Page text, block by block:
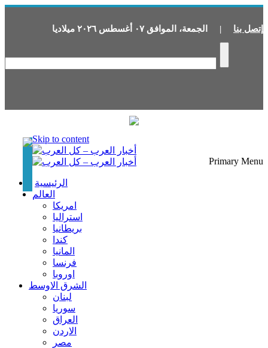
إتصل بنا | الجمعة، الموافق ٠٧ أغسطس ٢٠٢٦ ميلاديا
Skip to content
Primary Menu
الرئيسية
العالم
امريكا
استراليا
بريطانيا
كندا
المانيا
فرنسا
اوروبا
الشرق الاوسط
لبنان
سوريا
العراق
الاردن
مصر